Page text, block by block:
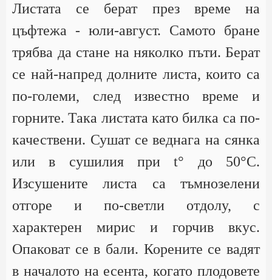
Листата се берат през време на
цъфтежа - юли-август. Самото бране
трябва да стане на няколко пъти. Берат
се най-напред долните листа, които са
по-големи, след известно време и
горните. Така листата като билка са по-
качествени. Сушат се веднага на сянка
или в сушилия при t° до 50°С.
Изсушените листа са тъмнозелени
отгоре и по-светли отдолу, с
характерен мирис и горчив вкус.
Опаковат се в бали. Корените се вадят
в началото на есента, когато плодовете